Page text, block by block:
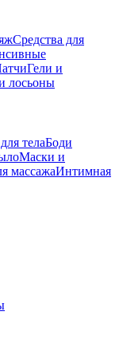
Средства для
Гели и
лосьоны
телаБоди
Маски и
массажаИнтимная